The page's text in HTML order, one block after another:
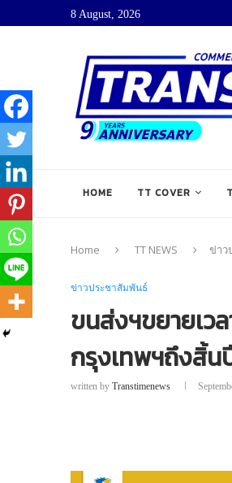
8 August, 2026
HOME TT COVER
Home TT NEWS ข่าว
ข่าวประชาสัมพันธ์
ขนส่งฯขยายเว
กรุงเทพฯถึงสิ้น
written by Transtimenews